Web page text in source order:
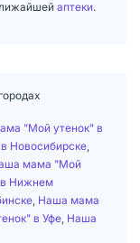
аптеки.
"Мой утенок" в
Новосибирске
мама "Мой
Нижнем
Наша мама
в Уфе Наша